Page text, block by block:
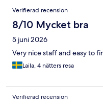
Verifierad recension
8/10 Mycket bra
5 juni 2026
Very nice staff and easy to
Laila, 4 nätters resa
Verifierad recension